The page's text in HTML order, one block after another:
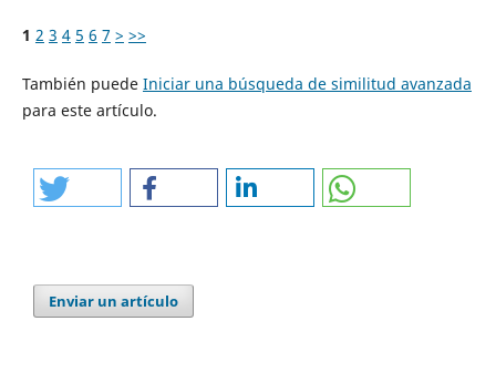
1 2 3 4 5 6 7 > >>
También puede Iniciar una búsqueda de similitud avanzada
para este artículo.
Enviar un artículo